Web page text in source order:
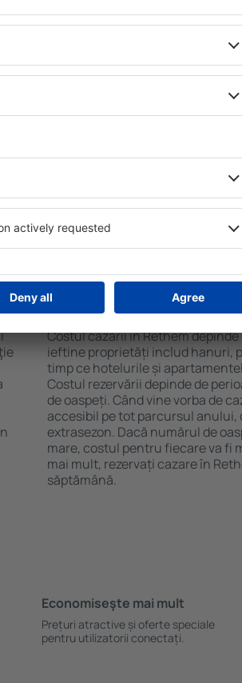
Ce fel de facilităţi
Facilitățile proprietăţilor în
numărul de stele. Oaspeții pot
balcon, aer condiționat,
cafelei, prosoape și acces la
gratuită, pot comanda o masă
hotel cu piscină. În plus, pot
proprietăți care oferă transport
Cât costă cazarea în
Costul cazării în Rethem
ieftine proprietăți includ hanuri,
timp ce hotelurile și
Costul rezervării depinde de
de oaspeți. Când vine vorba de
accesibil pe tot parcursul
extrasezon. Dacă numărul de
mare, costul pentru fiecare va fi
mai mult, rezervați cazare în
săptămână.
Economiseşte mai mult
Prețuri atractive și oferte speciale
pentru utilizatorii conectați.